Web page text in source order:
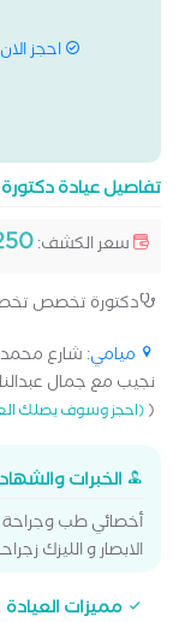
احجز
تفاصيل عيادة
سعر الكشف:
دكتورة تخصص
ميامي: شارع
نجيب مع جمال
((احجز وسوف يصلك
الخبرات
أخصائي طب وجراحة
الابصار و الليزك
مميزات العيادة